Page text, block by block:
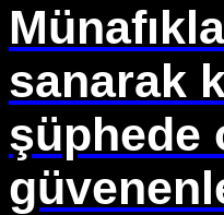
sanarak
şüphede